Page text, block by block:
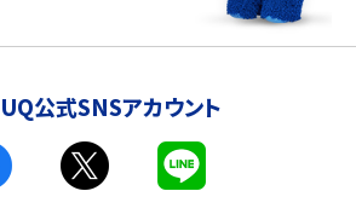
は？カメラ・スペック・機能を徹底比較
費用を抑える方法や端末を選ぶ時の注意点を解説！
UQ公式SNSアカウント